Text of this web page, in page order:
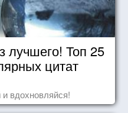
лучшего! Топ 25
цитат
и вдохновляйся!